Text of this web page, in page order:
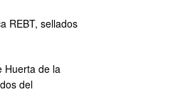
REBT, sellados
Huerta de la
del